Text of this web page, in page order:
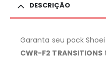
DESCRIÇÃO
Garanta seu pack
CWR-F2 TRANSITIONS